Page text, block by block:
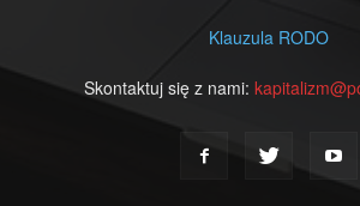
Klauzula RODO
Skontaktuj się z nami: